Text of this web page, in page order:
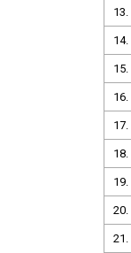
13.
14.
15.
16.
17.
18.
19.
20.
21.